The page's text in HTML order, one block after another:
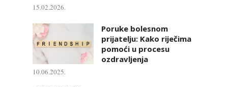
15.02.2026.
Poruke bolesnom
prijatelju: Kako riječima
pomoći u procesu
ozdravljenja
10.06.2025.